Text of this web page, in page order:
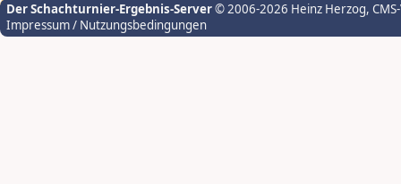
Der Schachturnier-Ergebnis-Server© 2006-2026 Heinz Herzog,
Impressum / Nutzungsbedingungen